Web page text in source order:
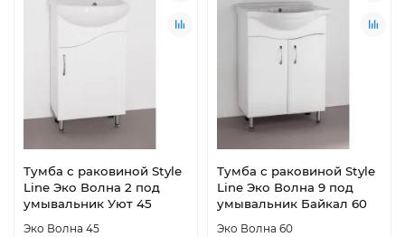
Тумба с раковиной Style
Line Эко Волна 2 под
умывальник Уют 45
Эко Волна 45
Тумба с раковиной Style
Line Эко Волна 9 под
умывальник Байкал 60
Эко Волна 60